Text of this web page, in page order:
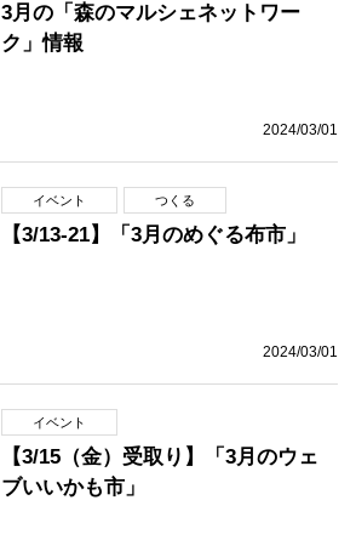
3月の「森のマルシェネットワー
ク」情報
2024/03/01
イベント つくる
【3/13-21】「3月のめぐる布市」
2024/03/01
イベント
【3/15（金）受取り】「3月のウェ
ブいいかも市」